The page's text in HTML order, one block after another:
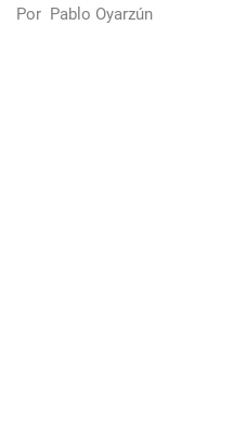
Por Pablo Oyarzún